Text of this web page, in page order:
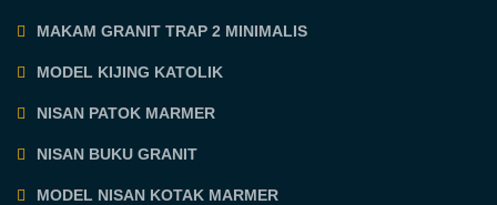
MAKAM GRANIT TRAP 2 MINIMALIS
MODEL KIJING KATOLIK
NISAN PATOK MARMER
NISAN BUKU GRANIT
MODEL NISAN KOTAK MARMER